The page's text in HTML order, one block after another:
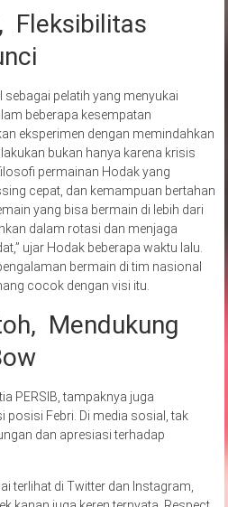
Fleksibilitas
pelatih yang menyukai
beberapa kesempatan
eksperimen dengan memindahkan
bukan hanya karena krisis
permainan Hodak yang
cepat, dan kemampuan bertahan
yang bisa bermain di lebih dari
dalam rotasi dan menjaga
ujar Hodak beberapa waktu lalu.
bermain di tim nasional
cocok dengan visi itu.
Mendukung
PERSIB, tampaknya juga
Febri. Di media sosial, tak
dan apresiasi terhadap
terlihat di Twitter dan Instagram,